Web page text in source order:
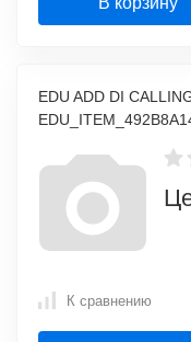
EDU ADD DI
К сравнению